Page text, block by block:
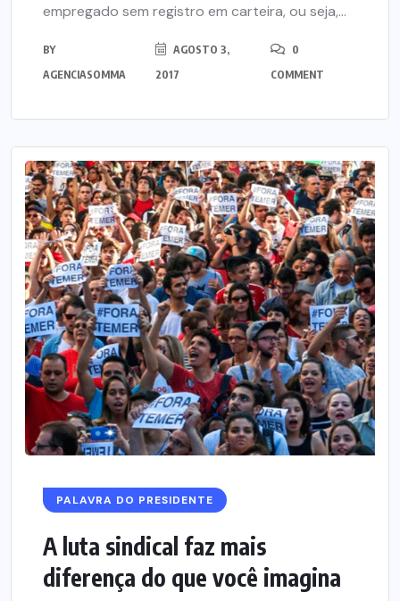
empregado sem registro em carteira, ou seja,...
BY
AGENCIASOMMA
AGOSTO 3,
2017
0
COMMENT
PALAVRA DO PRESIDENTE
A luta sindical faz mais
diferença do que você imagina